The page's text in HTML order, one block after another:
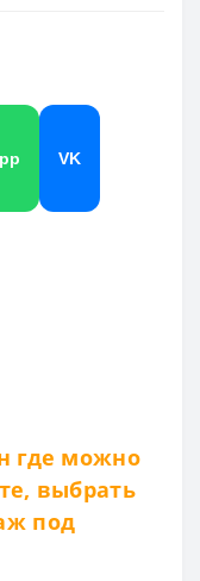
VK
где можно
выбрать
под